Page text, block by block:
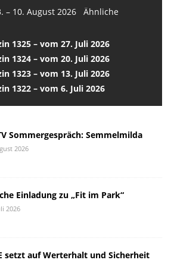
– 10. August 2026 Ähnliche
1325 – vom 27. Juli 2026
1324 – vom 20. Juli 2026
1323 – vom 13. Juli 2026
1322 – vom 6. Juli 2026
Sommergespräch: Semmelmilda
2026
Einladung zu „Fit im Park“
2026
setzt auf Werterhalt und Sicherheit